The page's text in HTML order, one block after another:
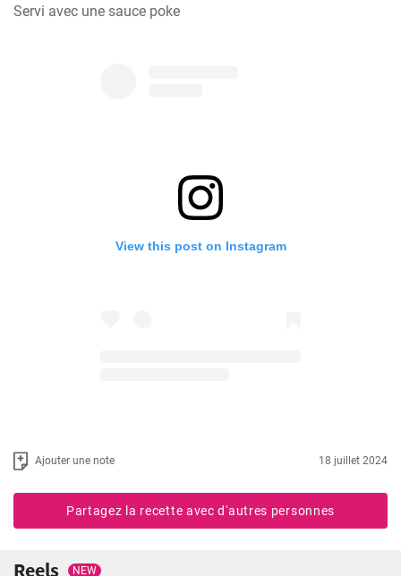
Servi avec une sauce poke
View this post on Instagram
Ajouter une note 18 juillet 2024
Partagez la recette avec d'autres personnes
Reels NEW